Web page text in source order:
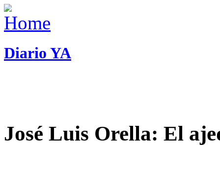
Diario YA
José Luis Orella: El